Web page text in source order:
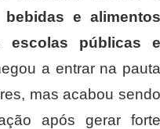
e alimentos
escolas públicas e
a entrar na
mas acabou sendo
após gerar forte